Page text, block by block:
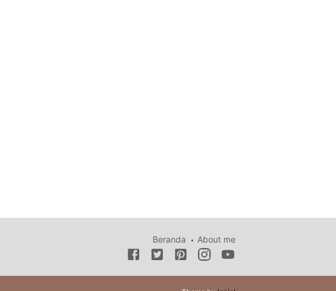
Beranda About me